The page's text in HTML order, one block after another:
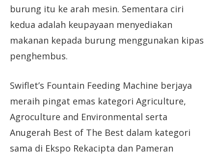
burung itu ke arah mesin. Sementara ciri
kedua adalah keupayaan menyediakan
makanan kepada burung menggunakan kipas
penghembus.
Swiflet’s Fountain Feeding Machine berjaya
meraih pingat emas kategori Agriculture,
Agroculture and Environmental serta
Anugerah Best of The Best dalam kategori
sama di Ekspo Rekacipta dan Pameran